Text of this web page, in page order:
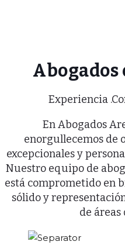
Experiencia
En Abogados
enorgullecemos de
excepcionales y
Nuestro equipo de
está comprometido en
sólido y
de áreas